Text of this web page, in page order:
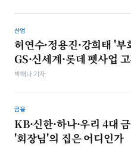
산업
허연수·정용진·강희태 '
GS·신세계·롯데 펫사업
박해나 기자
금융
KB·신한·​하나·​우리 4대
'회장님'의 집은 어디인가